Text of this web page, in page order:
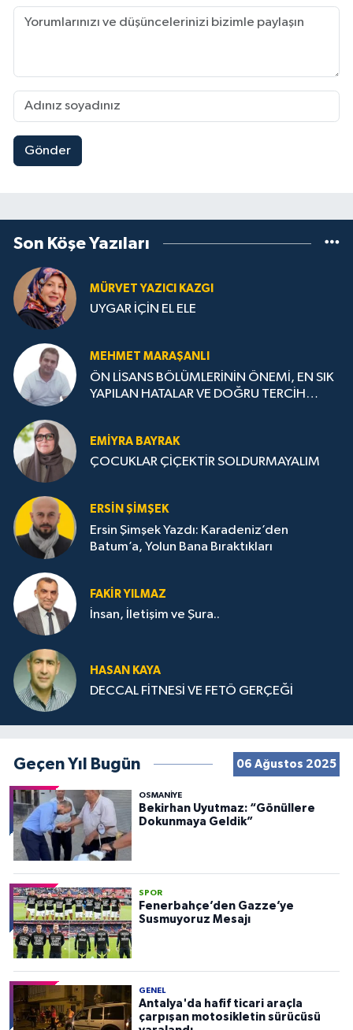
Gönder
Son Köşe Yazıları
MÜRVET YAZICI KAZGI
UYGAR İÇİN EL ELE
MEHMET MARAŞANLI
ÖN LİSANS BÖLÜMLERİNİN ÖNEMİ, EN SIK
YAPILAN HATALAR VE DOĞRU TERCİH
EMIYRA BAYRAK
ÇOCUKLAR ÇİÇEKTİR SOLDURMAYALIM
ERSIN ŞIMŞEK
Ersin Şimşek Yazdı: Karadeniz’den
Batum’a, Yolun Bana Bıraktıkları
FAKIR YILMAZ
İnsan, İletişim ve Şura..
HASAN KAYA
DECCAL FİTNESİ VE FETÖ GERÇEĞİ
Geçen Yıl Bugün 06 Ağustos 2025
OSMANIYE
Bekirhan Uyutmaz: “Gönüllere
Dokunmaya Geldik”
SPOR
Fenerbahçe’den Gazze’ye
Susmuyoruz Mesajı
GENEL
Antalya'da hafif ticari araçla
çarpışan motosikletin sürücüsü